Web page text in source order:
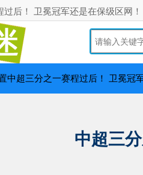
后！ 卫冕冠军还是在保级区网！
中超三分之一赛程过后！ 卫冕冠
中超三